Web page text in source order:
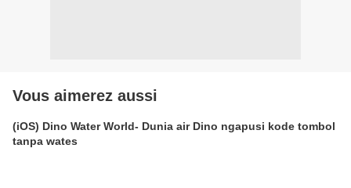
Vous aimerez aussi
(iOS) Dino Water World- Dunia air Dino ngapusi kode tombol
tanpa wates